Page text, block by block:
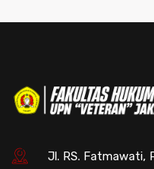
Jl. RS. Fatmawati,